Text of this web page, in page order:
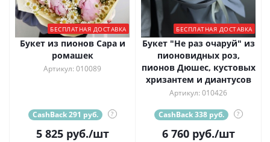
БЕСПЛАТНАЯ ДОСТАВКА
Букет из пионов Сара и
ромашек
Артикул: 010089
CashBack 291 руб. ?
5 825руб./шт
БЕСПЛАТНАЯ ДОСТАВКА
Букет "Не раз очаруй" из
пионовидных роз,
пионов Дюшес, кустовых
хризантем и диантусов
Артикул: 010426
CashBack 338 руб. ?
6 760руб./шт